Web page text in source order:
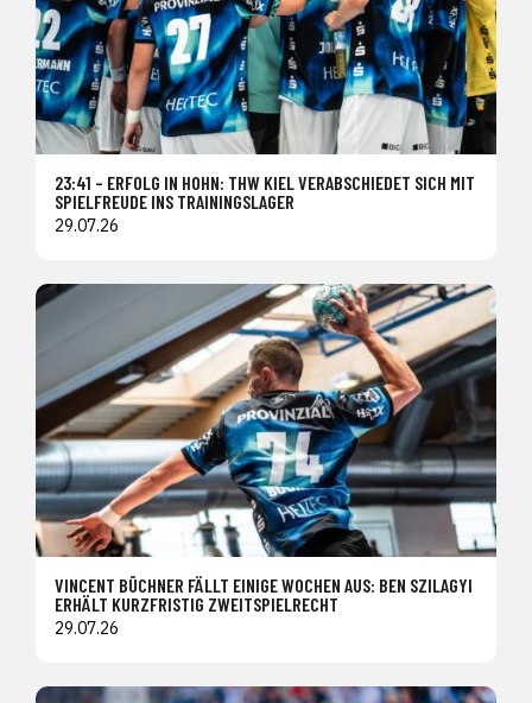
23:41 – ERFOLG IN HOHN: THW KIEL VERABSCHIEDET SICH MIT
SPIELFREUDE INS TRAININGSLAGER
29.07.26
VINCENT BÜCHNER FÄLLT EINIGE WOCHEN AUS: BEN SZILAGYI
ERHÄLT KURZFRISTIG ZWEITSPIELRECHT
29.07.26